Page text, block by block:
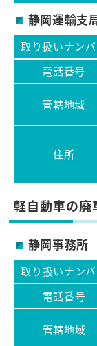
静岡運輸支
取り扱いナン
電話番号
管轄地域
住所
軽自動車の廃
静岡事務所
取り扱いナン
電話番号
管轄地域